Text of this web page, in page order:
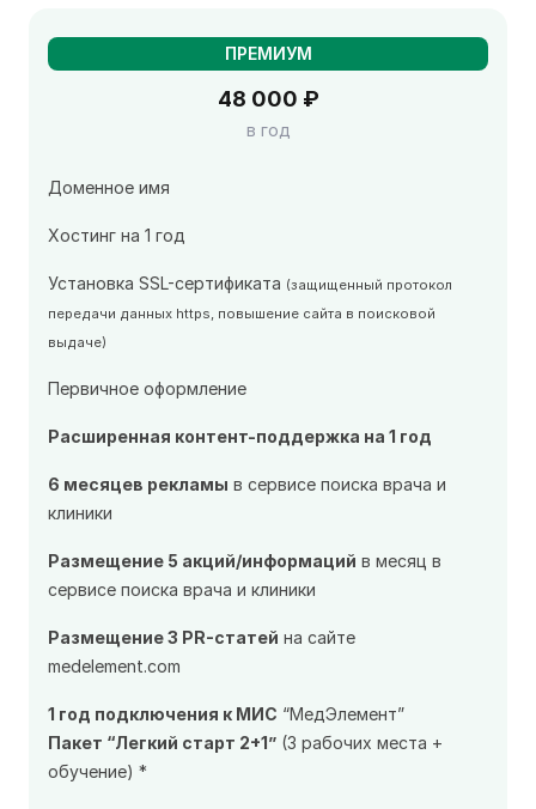
ПРЕМИУМ
48 000 ₽
в год
Доменное имя
Хостинг на 1 год
Установка SSL-сертификата (защищенный протокол
передачи данных https, повышение сайта в поисковой
выдаче)
Первичное оформление
Расширенная контент-поддержка на 1 год
6 месяцев рекламы в сервисе поиска врача и
клиники
Размещение 5 акций/информаций в месяц в
сервисе поиска врача и клиники
Размещение 3 PR-статей на сайте
medelement.com
1 год подключения к МИС “МедЭлемент”
Пакет “Легкий старт 2+1” (3 рабочих места +
обучение) *